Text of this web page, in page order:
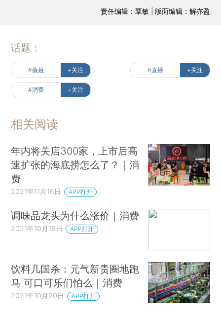
责任编辑：覃敏 | 版面编辑：解亦盈
话题：
#薇娅 +关注 #直播 +关注
#消费 +关注
相关阅读
年内将关店300家，上市后高
速扩张的海底捞怎么了？｜消
费
2021年11月16日 APP打开
调味品龙头为什么涨价｜消费
2021年10月16日 APP打开
饮料几国杀：元气新贵圈地跑
马 可口可乐们怕么｜消费
2021年10月20日 APP打开